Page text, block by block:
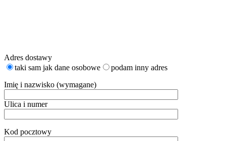
Adres dostawy
taki sam jak dane osobowe
podam inny adres
Imię i nazwisko (wymagane)
Ulica i numer
Kod pocztowy